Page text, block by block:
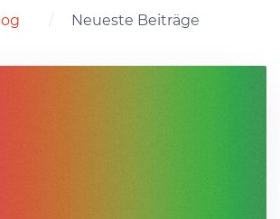
Neueste Beiträge